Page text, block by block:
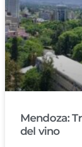
Mendoza:
del vino